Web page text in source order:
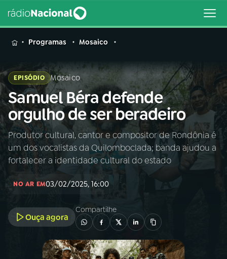
MENU
Buscar
na
Rádio
Nacional
Buscar
AO VIVO
01INÍCIO
02A RÁDIO
PROGRAMAÇÃO
Programas Mosaico
EPISÓDIO Mosaico
Samuel Béra defende
orgulho de ser beradeiro
Produtor cultural, cantor e compositor de Rondônia é
um dos vocalistas da Quilomboclada; banda ajudou a
fortalecer a identidade cultural do estado
NO AR EM03/02/2025, 16:00
Ouça agora
Compartilhe